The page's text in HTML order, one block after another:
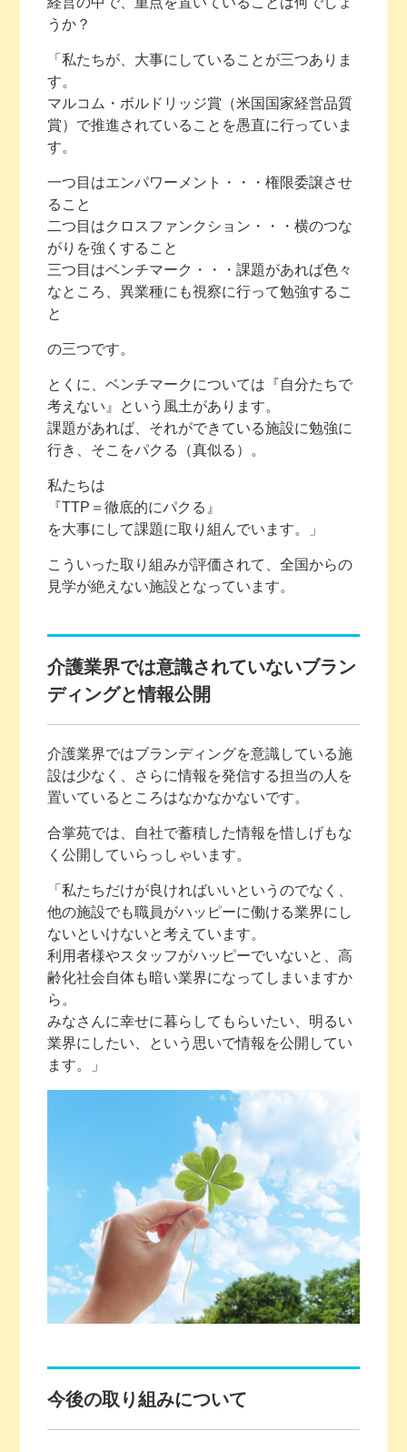
うか？
「私たちが、大事にしていることが三つありま
す。
マルコム・ボルドリッジ賞（米国国家経営品質
賞）で推進されていることを愚直に行っていま
す。
一つ目はエンパワーメント・・・権限委譲させ
ること
二つ目はクロスファンクション・・・横のつな
がりを強くすること
三つ目はベンチマーク・・・課題があれば色々
なところ、異業種にも視察に行って勉強するこ
と
の三つです。
とくに、ベンチマークについては『自分たちで
考えない』という風土があります。
課題があれば、それができている施設に勉強に
行き、そこをパクる（真似る）。
私たちは
『TTP＝徹底的にパクる』
を大事にして課題に取り組んでいます。」
こういった取り組みが評価されて、全国からの
見学が絶えない施設となっています。
介護業界では意識されていないブラン
ディングと情報公開
介護業界ではブランディングを意識している施
設は少なく、さらに情報を発信する担当の人を
置いているところはなかなかないです。
合掌苑では、自社で蓄積した情報を惜しげもな
く公開していらっしゃいます。
「私たちだけが良ければいいというのでなく、
他の施設でも職員がハッピーに働ける業界にし
ないといけないと考えています。
利用者様やスタッフがハッピーでいないと、高
齢化社会自体も暗い業界になってしまいますか
ら。
みなさんに幸せに暮らしてもらいたい、明るい
業界にしたい、という思いで情報を公開してい
ます。」
今後の取り組みについて